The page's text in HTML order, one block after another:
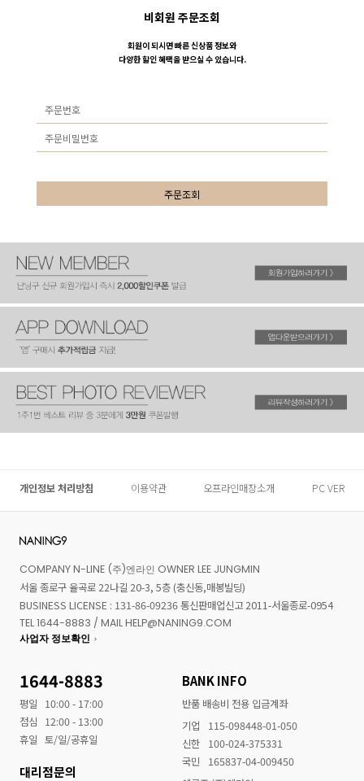
비회원 주문조회
회원이 되시면 빠른 신상품 정보와
다양한 할인 혜택을 받으실 수 있습니다.
주문조회
개인정보 처리방침 이용약관 오프라인매장소개 PC VER
COMPANY N-LINE (주)엔라인 OWNER LEE JUNGMIN
서울 종로구 율곡로 22나길 20-3, 5층 (충신동,매봉빌딩)
BUSINESS LICENSE : 131-86-09236 통신판매업신고 2011-서울종로-0954
TEL 1644-8883 / MAIL HELP@NANING9.COM
사업자 정보확인
1644-8883
평일
10:00 - 17:00
점심
12:00 - 13:00
휴일 토/일/공휴일
대리점문의
BANK INFO
반품 배송비 전용 입금계좌
기업
115-098448-01-050
신한
100-024-375331
국민
165837-04-009450